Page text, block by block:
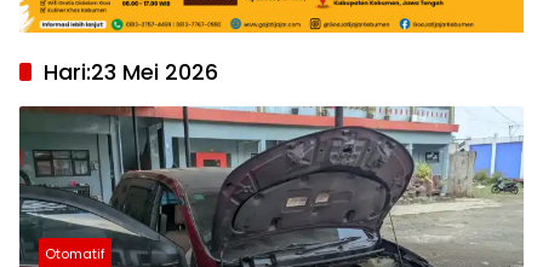
Hari:23 Mei 2026
Otomatif